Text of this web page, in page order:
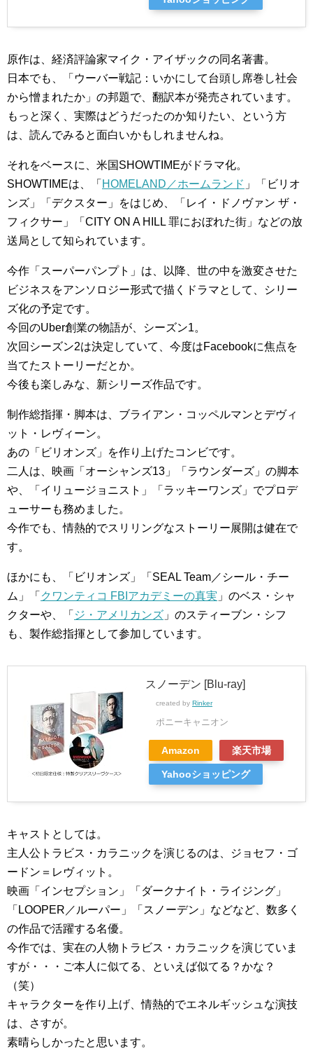
原作は、経済評論家マイク・アイザックの同名著書。
日本でも、「ウーバー戦記：いかにして台頭し席巻し社会
から憎まれたか」の邦題で、翻訳本が発売されています。
もっと深く、実際はどうだったのか知りたい、という方
は、読んでみると面白いかもしれませんね。
それをベースに、米国SHOWTIMEがドラマ化。
SHOWTIMEは、「 HOMELAND／ホームランド 」「ビリオ
ンズ」「デクスター」をはじめ、「レイ・ドノヴァン ザ・
フィクサー」「CITY ON A HILL 罪におぼれた街」などの放
送局として知られています。
今作「スーパーパンプト」は、以降、世の中を激変させた
ビジネスをアンソロジー形式で描くドラマとして、シリー
ズ化の予定です。
今回のUber創業の物語が、シーズン1。
次回シーズン2は決定していて、今度はFacebookに焦点を
当てたストーリーだとか。
今後も楽しみな、新シリーズ作品です。
制作総指揮・脚本は、ブライアン・コッペルマンとデヴィ
ット・レヴィーン。
あの「ビリオンズ」を作り上げたコンビです。
二人は、映画「オーシャンズ13」「ラウンダーズ」の脚本
や、「イリュージョニスト」「ラッキーワンズ」でプロデ
ューサーも務めました。
今作でも、情熱的でスリリングなストーリー展開は健在で
す。
ほかにも、「ビリオンズ」「SEAL Team／シール・チー
ム」「 クワンティコ FBIアカデミーの真実 」のベス・シャ
クターや、「 ジ・アメリカンズ 」のスティーブン・シフ
も、製作総指揮として参加しています。
スノーデン [Blu-ray]
created by Rinker
ポニーキャニオン
Amazon 楽天市場
Yahooショッピング
キャストとしては。
主人公トラビス・カラニックを演じるのは、ジョセフ・ゴ
ードン＝レヴィット。
映画「インセプション」「ダークナイト・ライジング」
「LOOPER／ルーパー」「スノーデン」などなど、数多く
の作品で活躍する名優。
今作では、実在の人物トラビス・カラニックを演じていま
すが・・・ご本人に似てる、といえば似てる？かな？
（笑）
キャラクターを作り上げ、情熱的でエネルギッシュな演技
は、さすが。
素晴らしかったと思います。